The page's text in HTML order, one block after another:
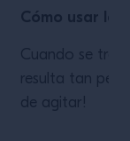
Cómo usar
Cuando se
resulta tan
de agitar!